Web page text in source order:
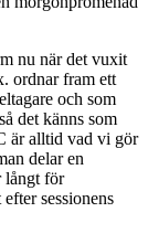
nu när det vuxit
ordnar fram ett
och som
det känns som
är alltid vad vi gör
delar en
långt för
sessionens